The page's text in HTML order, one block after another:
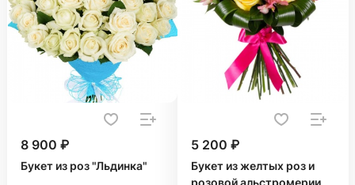
8 900 ₽
Букет из роз "Льдинка"
5 200 ₽
Букет из желтых роз и
розовой альстромерии